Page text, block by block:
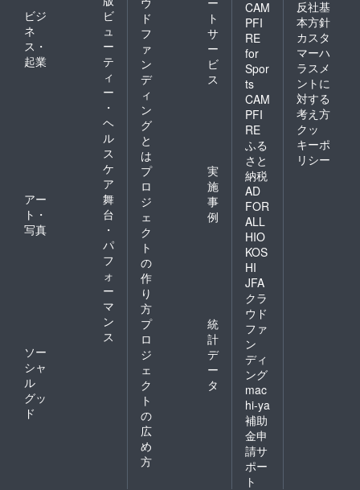
ビジ
ネ
ス・
起業
ビ
ュ
ー
テ
ィ
ー
・
ヘ
ル
ス
ケ
ア
アー
ト・
写真
舞
台
・
パ
フ
ォ
ー
マ
ン
ス
ソー
シャ
ル
グッ
ド
ド
フ
ァ
ン
デ
ィ
ン
グ
と
は
ト
サ
ー
ビ
ス
プ
ロ
ジ
ェ
ク
ト
の
作
り
方
実
施
事
例
プ
ロ
ジ
ェ
ク
ト
の
広
め
方
統
計
デ
ー
タ
CAM
PFI
RE
for
Spor
ts
CAM
PFI
RE
ふる
さと
納税
AD
FOR
ALL
HIO
KOS
HI
JFA
クラ
ウド
ファ
ン
ディ
ング
mac
hi-ya
補助
金申
請サ
ポー
ト
反社基
本方針
カスタ
マーハ
ラスメ
ントに
対する
考え方
クッ
キーポ
リシー